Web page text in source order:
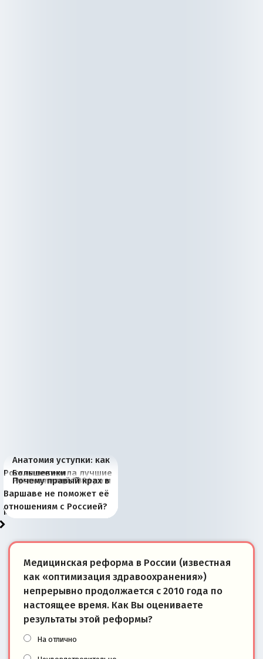
Анатомия уступки: как
Россия потеряла лучшие
рыбопромысловые
районы Баренцева
моря
Большевики
отличаются от «Яблока»
тем, что они -
победители
Киевская марионетка
Запада рассказала о
«переобувании» хозяев
В России назрели
перемены: 15 шагов к
суверенной экономике
Миграционный пожар
Европы
Россия начинает
сбрасывать балласт
Анкориджа
Россия зимой 1904
года: первые уступки во
внутренней политике
Русская нация вчера и
сегодня
Почему правый крах в
Варшаве не поможет её
отношениям с Россией?
Медицинская реформа в России (известная
как «оптимизация здравоохранения»)
непрерывно продолжается с 2010 года по
настоящее время. Как Вы оцениваете
результаты этой реформы?
На отлично